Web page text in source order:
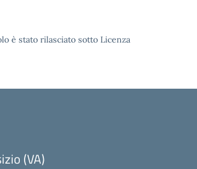
è stato rilasciato sotto Licenza
(VA)